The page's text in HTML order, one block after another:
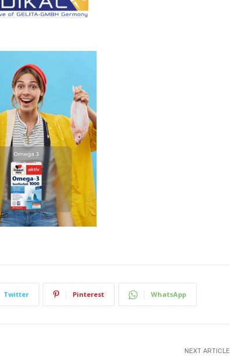
Twitter Pinterest WhatsApp
NEXT ARTICLE